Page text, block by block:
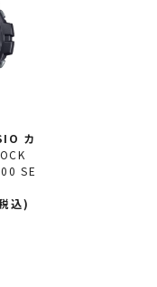
カ
SE
込)